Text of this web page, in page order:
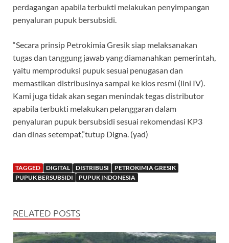
perdagangan apabila terbukti melakukan penyimpangan
penyaluran pupuk bersubsidi.
“Secara prinsip Petrokimia Gresik siap melaksanakan
tugas dan tanggung jawab yang diamanahkan pemerintah,
yaitu memproduksi pupuk sesuai penugasan dan
memastikan distribusinya sampai ke kios resmi (lini IV).
Kami juga tidak akan segan menindak tegas distributor
apabila terbukti melakukan pelanggaran dalam
penyaluran pupuk bersubsidi sesuai rekomendasi KP3
dan dinas setempat,”tutup Digna. (yad)
TAGGED DIGITAL DISTRIBUSI
PETROKIMIA GRESIK
PUPUK BERSUBSIDI
PUPUK INDONESIA
RELATED POSTS